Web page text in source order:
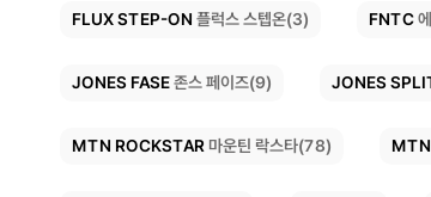
FLUX STEP-ON 플럭스 스텝온(3) FNTC
JONES FASE존스 페이즈(9) JONES
MTN ROCKSTAR 마운틴 락스타(78)